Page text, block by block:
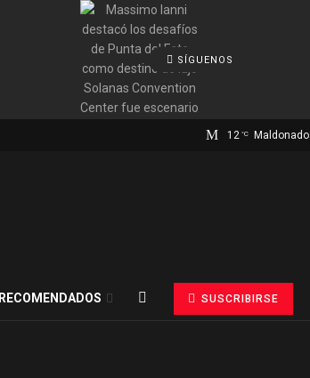
SÍGUENOS
12 °C Maldonado
RECOMENDADOS SUSCRIBIRSE